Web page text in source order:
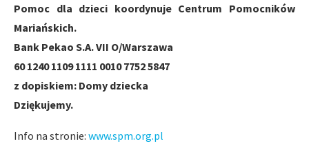
Pomoc dla dzieci koordynuje Centrum Pomocników
Mariańskich.
Bank Pekao S.A. VII O/Warszawa
60 1240 1109 1111 0010 7752 5847
z dopiskiem: Domy dziecka
Dziękujemy.
Info na stronie: www.spm.org.pl